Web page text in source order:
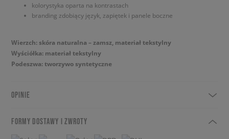
kolorystyka oparta na kontrastach
branding zdobiący język, zapiętek i panele boczne
Wierzch: skóra naturalna – zamsz, materiał tekstylny
Wyściółka: materiał tekstylny
Podeszwa: tworzywo syntetyczne
OPINIE
FORMY DOSTAWY I ZWROTY